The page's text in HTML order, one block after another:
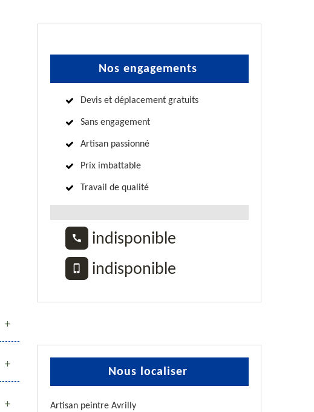
Nos engagements
Devis et déplacement gratuits
Sans engagement
Artisan passionné
Prix imbattable
Travail de qualité
indisponible
indisponible
Nous localiser
Artisan peintre Avrilly